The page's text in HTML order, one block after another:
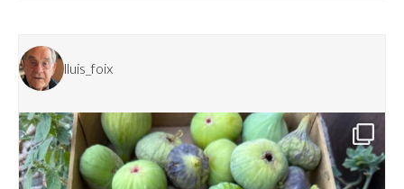
lluis_foix